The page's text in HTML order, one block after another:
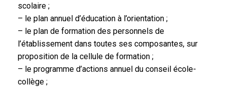
scolaire ;
– le plan annuel d’éducation à l’orientation ;
– le plan de formation des personnels de
l’établissement dans toutes ses composantes, sur
proposition de la cellule de formation ;
– le programme d’actions annuel du conseil école-
collège ;